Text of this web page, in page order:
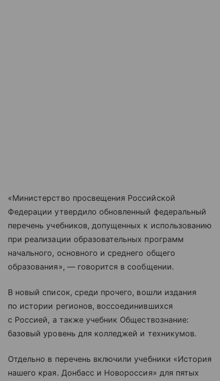
«Министерство просвещения Российской
Федерации утвердило обновленный федеральный
перечень учебников, допущенных к использованию
при реализации образовательных программ
начального, основного и среднего общего
образования», — говорится в сообщении.
В новый список, среди прочего, вошли издания
по истории регионов, воссоединившихся
с Россией, а также учебник Обществознание:
базовый уровень для колледжей и техникумов.
Отдельно в перечень включили учебники «История
нашего края. Донбасс и Новороссия» для пятых